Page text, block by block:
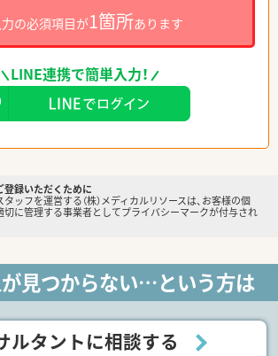
の必須項目が1箇所あります
LINE連携で簡単入力！
登録いただくために
ッフを運営する（株）メディカルリソースは、お客様の個
切に管理する事業者としてプライバシーマークが付与され
見つからない…という方は
ルタントに相談する